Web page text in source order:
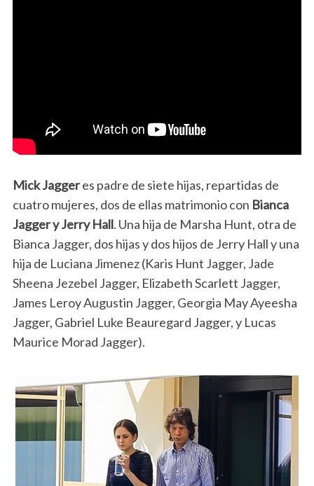
Mick Jaggeres padre de siete hijas, repartidas de
cuatro mujeres, dos de ellas matrimonio con Bianca
Jagger y Jerry Hall. Una hija de Marsha Hunt, otra de
Bianca Jagger, dos hijas y dos hijos de Jerry Hall y una
hija de Luciana Jimenez (Karis Hunt Jagger, Jade
Sheena Jezebel Jagger, Elizabeth Scarlett Jagger,
James Leroy Augustin Jagger, Georgia May Ayeesha
Jagger, Gabriel Luke Beauregard Jagger, y Lucas
Maurice Morad Jagger).